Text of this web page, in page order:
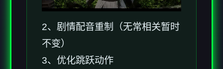
2、剧情配音重制（无常相关暂时
不变）
3、优化跳跃动作